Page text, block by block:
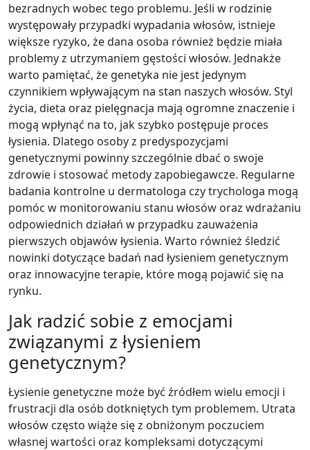
bezradnych wobec tego problemu. Jeśli w rodzinie
występowały przypadki wypadania włosów, istnieje
większe ryzyko, że dana osoba również będzie miała
problemy z utrzymaniem gęstości włosów. Jednakże
warto pamiętać, że genetyka nie jest jedynym
czynnikiem wpływającym na stan naszych włosów. Styl
życia, dieta oraz pielęgnacja mają ogromne znaczenie i
mogą wpłynąć na to, jak szybko postępuje proces
łysienia. Dlatego osoby z predyspozycjami
genetycznymi powinny szczególnie dbać o swoje
zdrowie i stosować metody zapobiegawcze. Regularne
badania kontrolne u dermatologa czy trychologa mogą
pomóc w monitorowaniu stanu włosów oraz wdrażaniu
odpowiednich działań w przypadku zauważenia
pierwszych objawów łysienia. Warto również śledzić
nowinki dotyczące badań nad łysieniem genetycznym
oraz innowacyjne terapie, które mogą pojawić się na
rynku.
Jak radzić sobie z emocjami
związanymi z łysieniem
genetycznym?
Łysienie genetyczne może być źródłem wielu emocji i
frustracji dla osób dotkniętych tym problemem. Utrata
włosów często wiąże się z obniżonym poczuciem
własnej wartości oraz kompleksami dotyczącymi